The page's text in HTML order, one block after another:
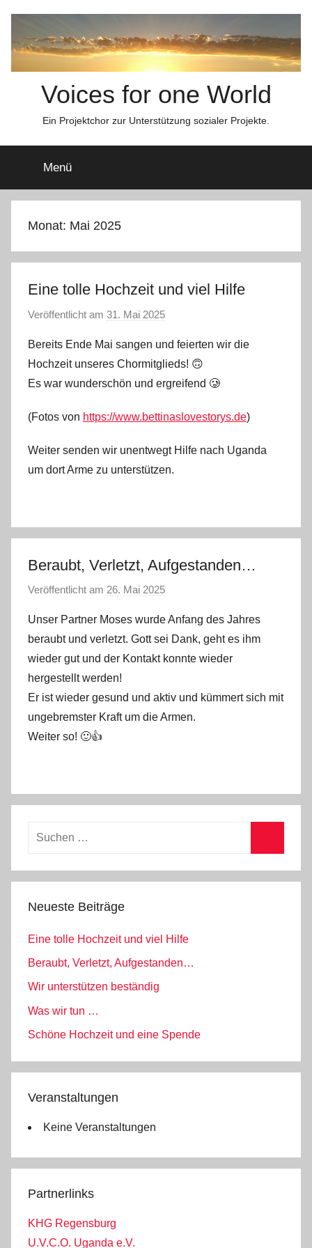
springen
Voices for one World
Ein Projektchor zur Unterstützung sozialer Projekte.
Menü
Monat: Mai 2025
Eine tolle Hochzeit und viel Hilfe
Veröffentlicht am 31. Mai 2025
n
s
t
f
n
o
Bereits Ende Mai sangen und feierten wir die
Hochzeit unseres Chormitglieds! 🙃
Es war wunderschön und ergreifend 🥲
(Fotos von https://www.bettinaslovestorys.de)
Weiter senden wir unentwegt Hilfe nach Uganda
um dort Arme zu unterstützen.
Beraubt, Verletzt, Aufgestanden…
Veröffentlicht am 26. Mai 2025
n
s
t
f
a
Unser Partner Moses wurde Anfang des Jahres
beraubt und verletzt. Gott sei Dank, geht es ihm
wieder gut und der Kontakt konnte wieder
hergestellt werden!
Er ist wieder gesund und aktiv und kümmert sich mit
ungebremster Kraft um die Armen.
Weiter so! 🙂👍
Suchen
Neueste Beiträge
Eine tolle Hochzeit und viel Hilfe
Beraubt, Verletzt, Aufgestanden…
Wir unterstützen beständig
Was wir tun …
Schöne Hochzeit und eine Spende
Veranstaltungen
Keine Veranstaltungen
Partnerlinks
KHG Regensburg
U.V.C.O. Uganda e.V.